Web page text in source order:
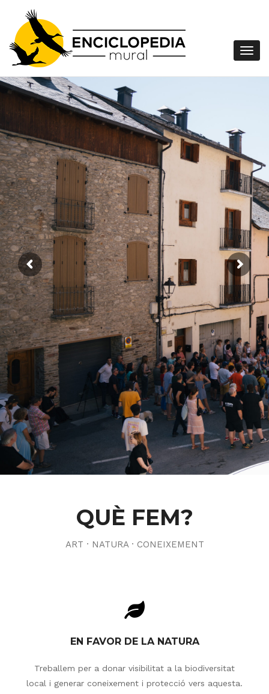
QUÈ FEM?
ART · NATURA · CONEIXEMENT
EN FAVOR DE LA NATURA
Treballem per a donar visibilitat a la biodiversitat
local i generar coneixement i protecció vers aquesta.